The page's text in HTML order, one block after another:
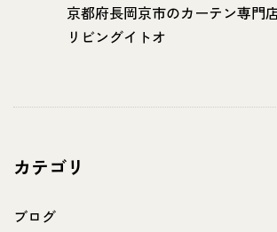
カテゴリ
ブログ
京都府長岡京市のカーテン専門
リビングイトオ